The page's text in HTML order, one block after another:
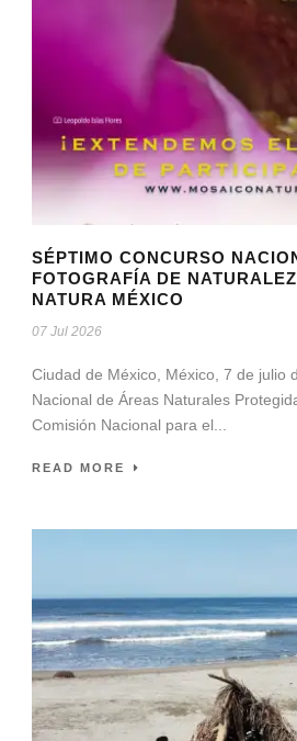
SÉPTIMO CONCURSO
FOTOGRAFÍA DE
NATURA MÉXICO
07 Jul 2026
Ciudad de México, México, 7 de julio
Nacional de Áreas Naturales
Comisión Nacional para el...
READ MORE